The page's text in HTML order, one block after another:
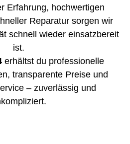
Erfahrung, hochwertigen
Reparatur sorgen wir
schnell wieder einsatzbereit
ist.
erhältst du professionelle
transparente Preise und
– zuverlässig und